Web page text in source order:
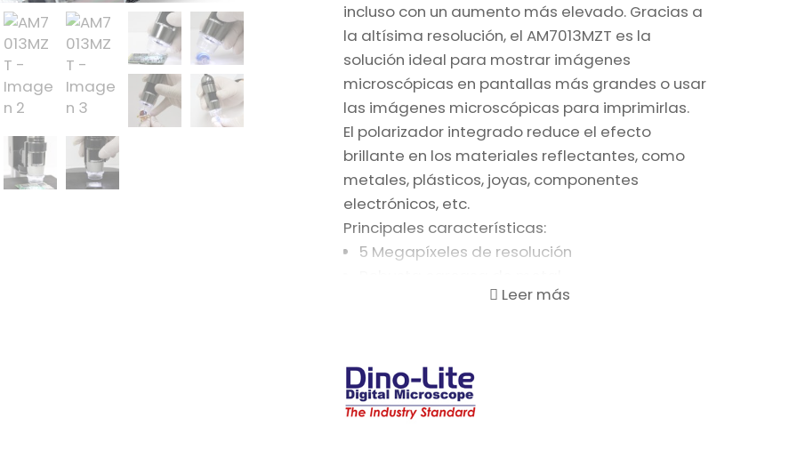
incluso con un aumento más elevado. Gracias a
la altísima resolución, el AM7013MZT es la
solución ideal para mostrar imágenes
microscópicas en pantallas más grandes o usar
las imágenes microscópicas para imprimirlas.
El polarizador integrado reduce el efecto
brillante en los materiales reflectantes, como
metales, plásticos, joyas, componentes
electrónicos, etc.
Principales características:
5 Megapíxeles de resolución
Aumento de 10-70, 200x